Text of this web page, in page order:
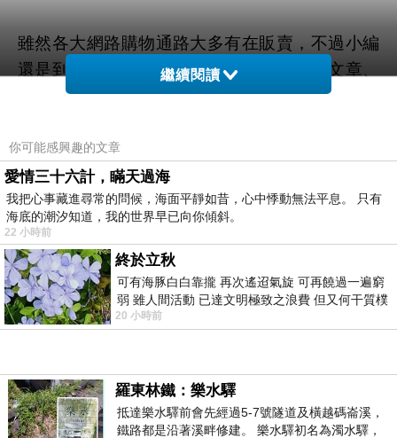
雖然各大網路購物通路大多有在販賣，不過小編
還是到奇摩和google搜尋查看一些評價、文章、
YOUTUBE、直播、開箱文 等相關訊息後。
幫您整理出來在
有需要的網友們可以點擊下面按鈕即可獲得最新
的優惠折扣喔！
繼續閱讀
你可能感興趣的文章
愛情三十六計，瞞天過海
我把心事藏進尋常的問候，海面平靜如昔，心中悸動無法平息。 只有
海底的潮汐知道，我的世界早已向你傾斜。
22 小時前
終於立秋
可有海豚白白靠攏 再次遙迢氣旋 可再饒過一遍窮
弱 雖人間活動 已達文明極致之浪費 但又何干質樸
者 只能白白陪葬
20 小時前
羅東林鐵：樂水驛
抵達樂水驛前會先經過5-7號隧道及橫越碼崙溪，
鐵路都是沿著溪畔修建。 樂水驛初名為濁水驛，